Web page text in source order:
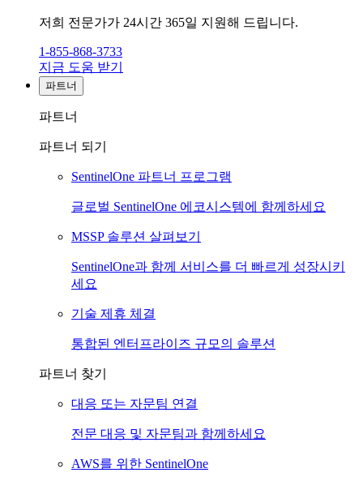
저희 전문가가 24시간 365일 지원해 드립니다.
1-855-868-3733
지금 도움 받기
파트너
파트너
파트너 되기
SentinelOne 파트너 프로그램
글로벌 SentinelOne 에코시스템에 함께하세요
MSSP 솔루션 살펴보기
SentinelOne과 함께 서비스를 더 빠르게 성장시키
세요
기술 제휴 체결
통합된 엔터프라이즈 규모의 솔루션
파트너 찾기
대응 또는 자문팀 연결
전문 대응 및 자문팀과 함께하세요
AWS를 위한 SentinelOne